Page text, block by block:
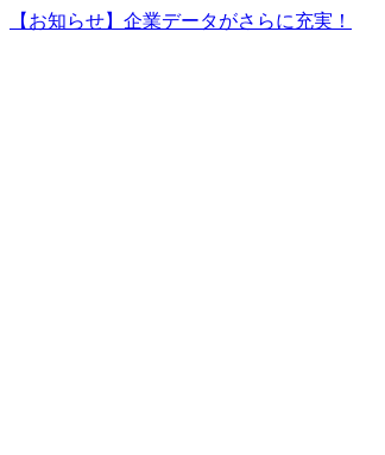
【お知らせ】企業データがさらに充実！